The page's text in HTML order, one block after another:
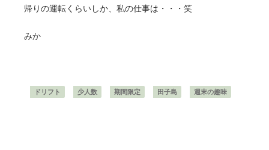
帰りの運転くらいしか、私の仕事は・・・笑
みか
ドリフト 少人数 期間限定 田子島 週末の趣味